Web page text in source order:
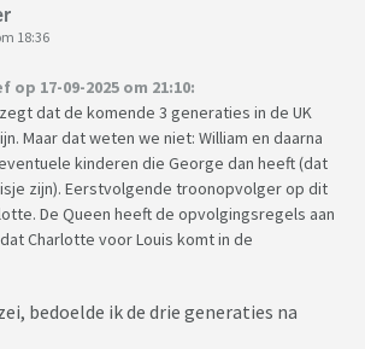
18:36
op 17-09-2025 om 21:10:
dat de komende 3 generaties in de UK
Maar dat weten we niet: William en daarna
kinderen die George dan heeft (dat
zijn). Eerstvolgende troonopvolger op dit
De Queen heeft de opvolgingsregels aan
Charlotte voor Louis komt in de
bedoelde ik de drie generaties na